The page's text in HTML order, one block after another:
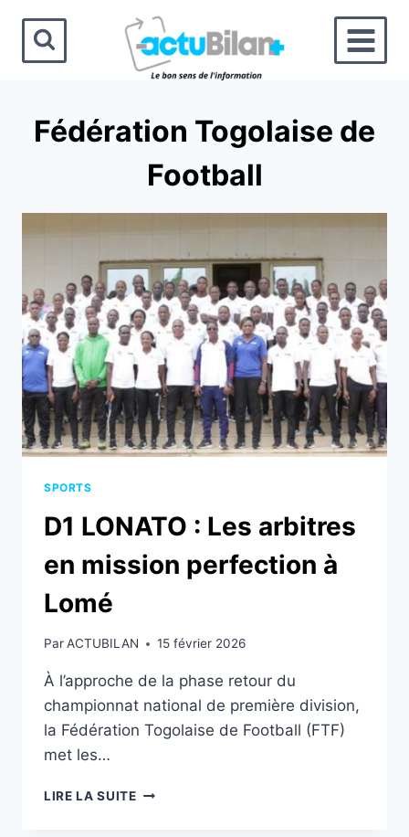
contenu
Fédération Togolaise de
Football
SPORTS
D1 LONATO : Les arbitres
en mission perfection à
Lomé
ParACTUBILAN 15 février 2026
À l’approche de la phase retour du
championnat national de première division,
la Fédération Togolaise de Football (FTF)
met les…
LIRE LA SUITED1